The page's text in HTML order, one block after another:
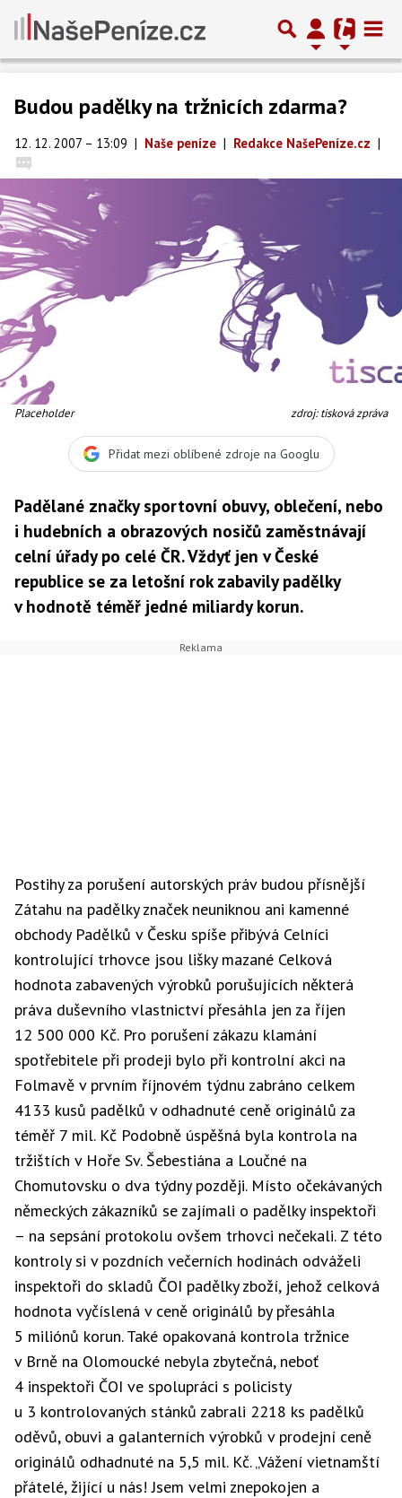
Budou padělky na tržnicích zdarma?
12. 12. 2007 – 13:09 | Naše peníze | Redakce NašePeníze.cz |
Placeholder zdroj: tisková zpráva
Přidat mezi oblíbené zdroje na Googlu
Padělané značky sportovní obuvy, oblečení, nebo
i hudebních a obrazových nosičů zaměstnávají
celní úřady po celé ČR. Vždyť jen v České
republice se za letošní rok zabavily padělky
v hodnotě téměř jedné miliardy korun.
Postihy za porušení autorských práv budou přísnější
Zátahu na padělkyznaček neuniknou ani kamenné
obchody Padělků v Česku spíše přibývá Celníci
kontrolující trhovce jsou lišky mazané Celková
hodnota zabavených výrobků porušujících některá
práva duševního vlastnictví přesáhla jen za říjen
12 500 000 Kč. Pro porušení zákazu klamání
spotřebitele při prodeji bylo při kontrolní akci na
Folmavě v prvním říjnovém týdnu zabráno celkem
4133 kusů padělků v odhadnuté ceně originálů za
téměř 7 mil. Kč Podobně úspěšná byla kontrola na
tržištích v Hoře Sv. Šebestiána a Loučné na
Chomutovsku o dva týdny později. Místo očekávaných
německých zákazníků se zajímali o padělky inspektoři
– na sepsání protokolu ovšem trhovci nečekali. Z této
kontroly si v pozdních večerních hodinách odváželi
inspektoři do skladů ČOI padělkyzboží, jehož celková
hodnota vyčíslená v ceně originálů by přesáhla
5 miliónů korun. Také opakovaná kontrola tržnice
v Brně na Olomoucké nebyla zbytečná, neboť
4 inspektoři ČOI ve spolupráci s policisty
u 3 kontrolovaných stánků zabrali 2218 ks padělků
oděvů, obuvi a galanterních výrobků v prodejní ceně
originálů odhadnuté na 5,5 mil. Kč. „Vážení vietnamští
přátelé, žijící u nás! Jsem velmi znepokojen a